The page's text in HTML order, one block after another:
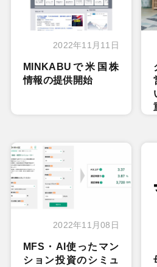
2022年11月11日
MINKABUで米国株
情報の提供開始
2022年11月08日
MFS・AI使ったマン
ション投資のシミュ